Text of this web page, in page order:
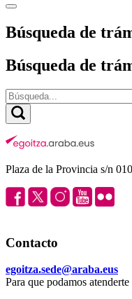
Búsqueda de
Búsqueda de
Plaza de la Provincia s/n
Contacto
egoitza.sede@araba.eus
Para que podamos